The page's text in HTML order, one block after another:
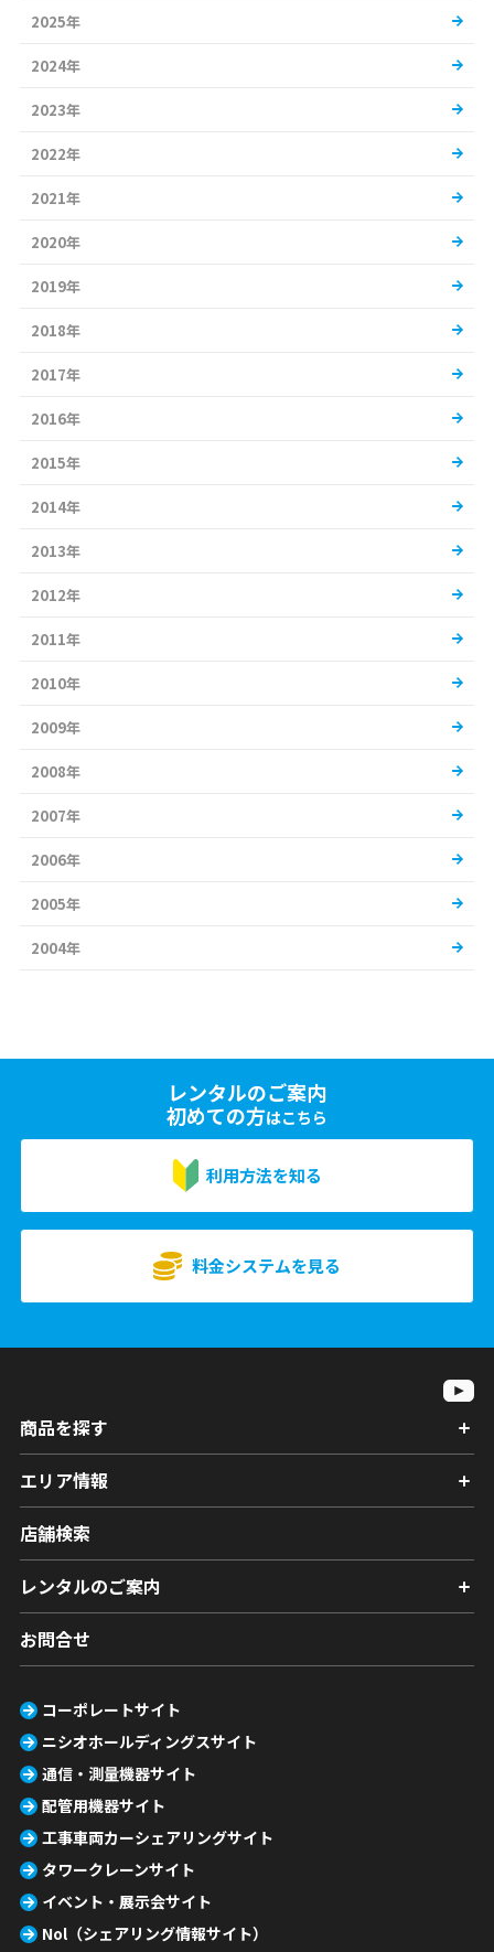
2025年
2024年
2023年
2022年
2021年
2020年
2019年
2018年
2017年
2016年
2015年
2014年
2013年
2012年
2011年
2010年
2009年
2008年
2007年
2006年
2005年
2004年
レンタルのご案内
初めての方はこちら
利用方法を知る
料金システムを見る
商品を探す
エリア情報
店舗検索
レンタルのご案内
お問合せ
コーポレートサイト
ニシオホールディングスサイト
通信・測量機器サイト
配管用機器サイト
工事車両カーシェアリングサイト
タワークレーンサイト
イベント・展示会サイト
Nol（シェアリング情報サイト）